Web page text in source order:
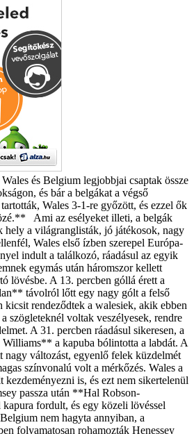
és Belgium legjobbjai csaptak össze
és bár a belgákat a végső
Wales 3-1-re győzött, és ezzel ők
Ami az esélyeket illeti, a belgák
hely a világranglisták, jó játékosok, nagy
Wales első ízben szerepel Európa-
indult a találkozó, ráadásul az egyik
egymás után háromszor kellett
lövésbe. A 13. percben góllá érett a
távolról lőtt egy nagy gólt a felső
kicsit rendeződtek a walesiek, akik ebben
szögleteknél voltak veszélyesek, rendre
A 31. percben ráadásul sikeresen, a
a kapuba bólintotta a labdát. A
nagy változást, egyenlő felek küzdelmét
színvonalú volt a mérkőzés. Wales a
kezdeményezni is, és ezt nem sikertelenül
passza után **Hal Robson-
fordult, és egy közeli lövéssel
nem hagyta annyiban, a
folyamatosan rohamozták Henessey